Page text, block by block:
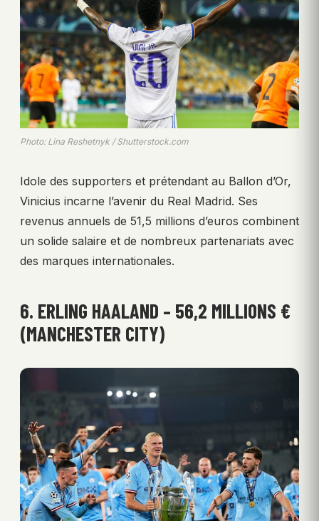
Photo: Lina Reshetnyk / Shutterstock.com
Idole des supporters et prétendant au Ballon d’Or,
Vinicius incarne l’avenir du Real Madrid. Ses
revenus annuels de 51,5 millions d’euros combinent
un solide salaire et de nombreux partenariats avec
des marques internationales.
6. ERLING HAALAND – 56,2 MILLIONS €
(MANCHESTER CITY)